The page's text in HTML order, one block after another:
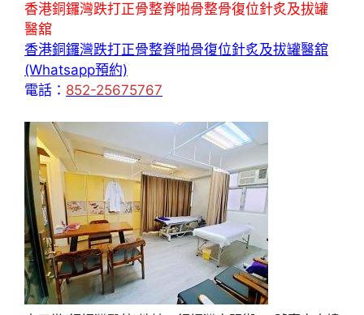
香港銅鑼灣跌打正骨整脊啪骨整骨復位針炙及拔罐
醫舘
香港銅鑼灣跌打正骨整脊啪骨復位針炙及拔罐醫舘
(Whatsapp預約)
電話： 852-25675767